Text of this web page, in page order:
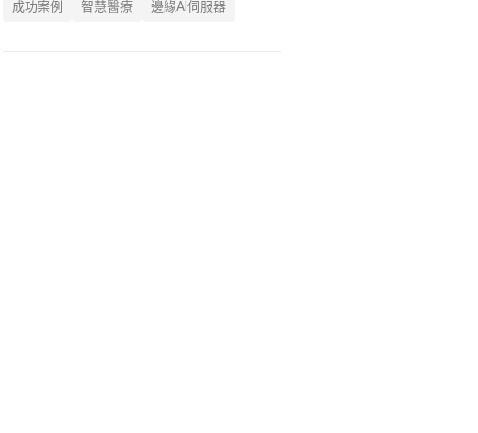
成功案例 智慧醫療 邊緣AI伺服器